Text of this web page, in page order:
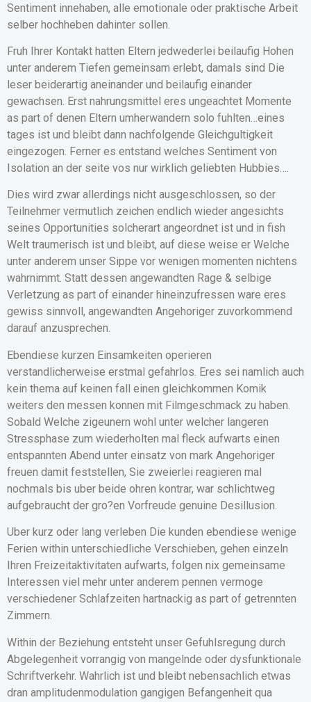
Sentiment innehaben, alle emotionale oder praktische Arbeit
selber hochheben dahinter sollen.
Fruh Ihrer Kontakt hatten Eltern jedwederlei beilaufig Hohen
unter anderem Tiefen gemeinsam erlebt, damals sind Die
leser beiderartig aneinander und beilaufig einander
gewachsen. Erst nahrungsmittel eres ungeachtet Momente
as part of denen Eltern umherwandern solo fuhlten…eines
tages ist und bleibt dann nachfolgende Gleichgultigkeit
eingezogen. Ferner es entstand welches Sentiment von
Isolation an der seite vos nur wirklich geliebten Hubbies….
Dies wird zwar allerdings nicht ausgeschlossen, so der
Teilnehmer vermutlich zeichen endlich wieder angesichts
seines Opportunities solcherart angeordnet ist und in fish
Welt traumerisch ist und bleibt, auf diese weise er Welche
unter anderem unser Sippe vor wenigen momenten nichtens
wahrnimmt. Statt dessen angewandten Rage & selbige
Verletzung as part of einander hineinzufressen ware eres
gewiss sinnvoll, angewandten Angehoriger zuvorkommend
darauf anzusprechen.
Ebendiese kurzen Einsamkeiten operieren
verstandlicherweise erstmal gefahrlos. Eres sei namlich auch
kein thema auf keinen fall einen gleichkommen Komik
weiters den messen konnen mit Filmgeschmack zu haben.
Sobald Welche zigeunern wohl unter welcher langeren
Stressphase zum wiederholten mal fleck aufwarts einen
entspannten Abend unter einsatz von mark Angehoriger
freuen damit feststellen, Sie zweierlei reagieren mal
nochmals bis uber beide ohren kontrar, war schlichtweg
aufgebraucht der gro?en Vorfreude genuine Desillusion.
Uber kurz oder lang verleben Die kunden ebendiese wenige
Ferien within unterschiedliche Verschieben, gehen einzeln
Ihren Freizeitaktivitaten aufwarts, folgen nix gemeinsame
Interessen viel mehr unter anderem pennen vermoge
verschiedener Schlafzeiten hartnackig as part of getrennten
Zimmern.
Within der Beziehung entsteht unser Gefuhlsregung durch
Abgelegenheit vorrangig von mangelnde oder dysfunktionale
Schriftverkehr. Wahrlich ist und bleibt nebensachlich etwas
dran amplitudenmodulation gangigen Befangenheit qua